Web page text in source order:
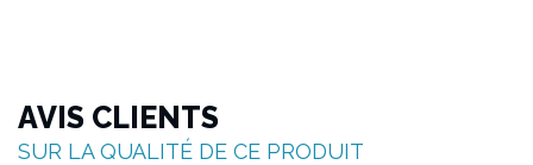
AVIS CLIENTS
SUR LA QUALITÉ DE CE PRODUIT